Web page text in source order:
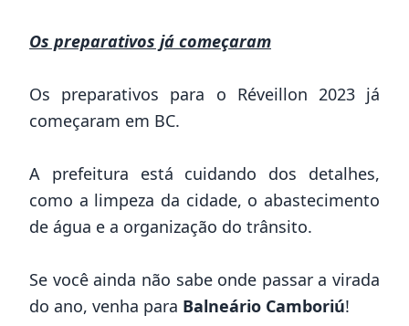
Os preparativos já começaram
Os preparativos para o Réveillon 2023 já
começaram em BC.
A prefeitura está cuidando dos detalhes,
como a limpeza da cidade, o abastecimento
de água e a organização do trânsito.
Se você ainda não sabe onde passar a virada
do ano, venha para Balneário Camboriú!